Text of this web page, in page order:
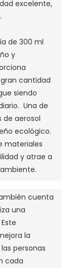
excelente,
de 300 ml
y
cantidad
siendo
Una de
de aerosol
ecológico.
materiales
y atrae a
cuenta
una
la
personas
cada